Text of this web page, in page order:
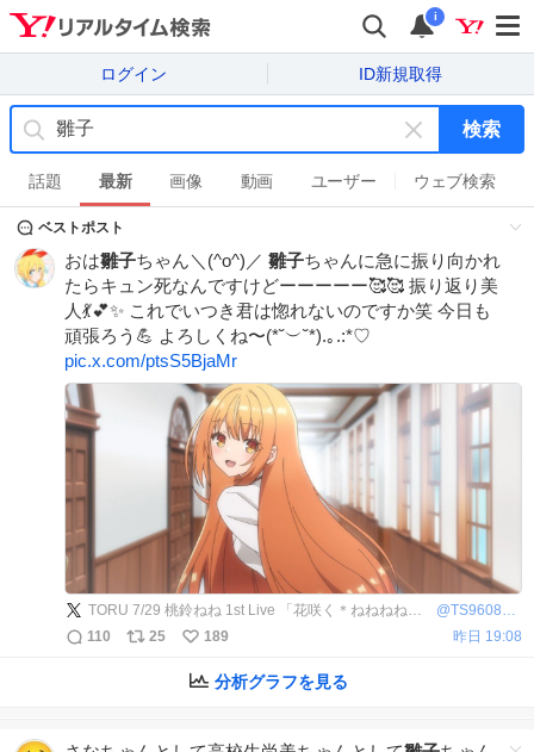
i
ログイン ID新規取得
キ
ー
ワ
ド
を
消
検索
話題 最新 画像 動画 ユーザー ウェブ検索
ベストポスト
おは雛子ちゃん＼(^o^)／ 雛子ちゃんに急に振り向かれ
たらキュン死なんですけどーーーーー🥰🥰 振り返り美
人💃💕✨ これでいつき君は惚れないのですか笑 今日も
頑張ろう💪 よろしくね〜(*˘︶˘*).｡.:*♡
pic.x.com/ptsS5BjaMr
TORU 7/29 桃鈴ねね 1st Live 「花咲く＊ねねねねねねねね超開花！」参戦 @TS96086460
110
25 189 昨日 19:08
分析グラフを見る